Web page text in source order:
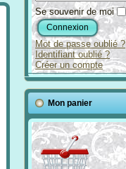
Se souvenir de moi
Mot de passe oublié ?
Identifiant oublié ?
Créer un compte
Mon panier